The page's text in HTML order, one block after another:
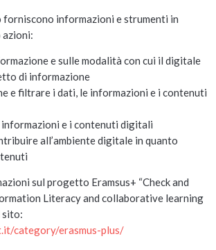
forniscono informazioni e strumenti in
e sulle modalità con cui il digitale
di informazione
e filtrare i dati, le informazioni e i contenuti
e i contenuti digitali
all’ambiente digitale in quanto
sul progetto Eramsus+ “Check and
Literacy and collaborative learning
sito:
category/erasmus-plus/